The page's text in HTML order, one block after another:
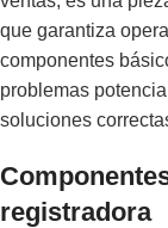
que garantiza
componentes
problemas
soluciones
registradora